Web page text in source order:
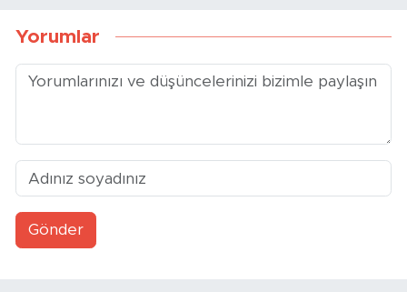
Yorumlar
Gönder